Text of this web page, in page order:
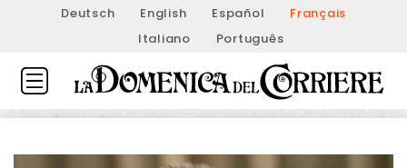
Deutsch English Español
Français
Italiano
Português